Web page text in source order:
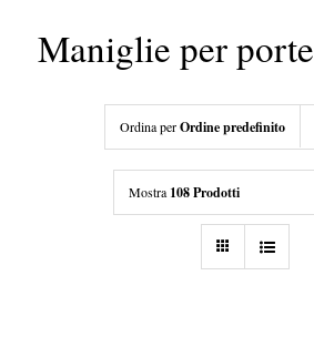
Maniglie per porte
Ordina perOrdine predefinito
Mostra108 Prodotti